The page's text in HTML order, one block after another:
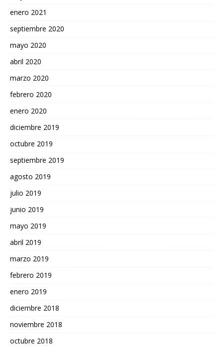
enero 2021
septiembre 2020
mayo 2020
abril 2020
marzo 2020
febrero 2020
enero 2020
diciembre 2019
octubre 2019
septiembre 2019
agosto 2019
julio 2019
junio 2019
mayo 2019
abril 2019
marzo 2019
febrero 2019
enero 2019
diciembre 2018
noviembre 2018
octubre 2018